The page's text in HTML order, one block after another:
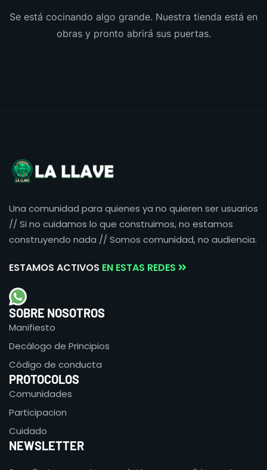
Se está cocinando algo grande. Nuestra tienda está en
obras y pronto abrirá sus puertas.
Una comunidad para quienes ya no quieren ser usuarios
// Si no cuidamos lo que construimos, no estamos
construyendo nada // Somos comunidad, no audiencia.
ESTAMOS ACTIVOS EN ESTAS REDES
SOBRE NOSOTROS
Manifiesto
Decálogo de Principios
Código de conducta
PROTOCOLOS
Comunidades
Participacion
Cuidado
NEWSLETTER